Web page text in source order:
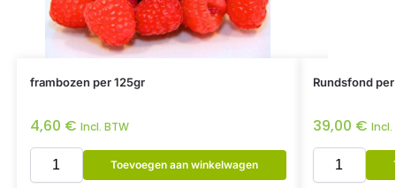
frambozen per 125gr
4,60 € Incl. BTW
Toevoegen aan winkelwagen
Rundsfond
39,00 € Incl.